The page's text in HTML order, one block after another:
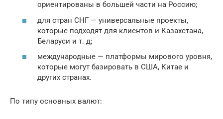
ориентированы в большей части на Россию;
для стран СНГ — универсальные проекты,
которые подходят для клиентов и Казахстана,
Беларуси и т. д;
международные — платформы мирового уровня,
которые могут базировать в США, Китае и
других странах.
По типу основных валют: